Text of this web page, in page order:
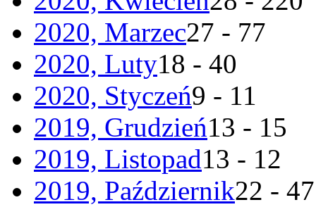
2020, Marzec27 - 77
2020, Luty18 - 40
2020, Styczeń9 - 11
2019, Grudzień13 - 15
2019, Listopad13 - 12
2019, Październik22 - 47